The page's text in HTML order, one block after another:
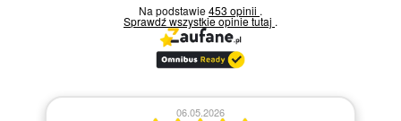
Na podstawie453 opinii .
Sprawdź wszystkie opinietutaj .
06.05.2026